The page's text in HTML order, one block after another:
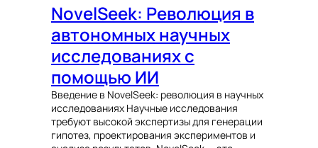
NovelSeek: Революция в
автономных научных
исследованиях с
помощью ИИ
Введение в NovelSeek: революция в научных
исследованиях Научные исследования
требуют высокой экспертизы для генерации
гипотез, проектирования экспериментов и